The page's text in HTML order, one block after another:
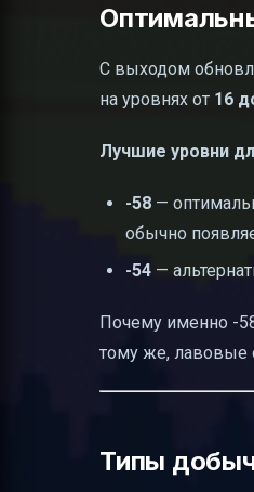
С выходом
на уровнях от 16
Лучшие уровни
-58 —
обычно
-54 —
Почему именно -
тому же, лавовые
Типы